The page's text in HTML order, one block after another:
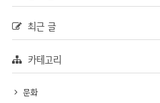
최근 글
카테고리
문화